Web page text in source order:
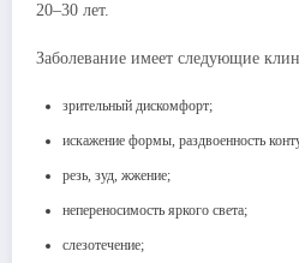
20–30 лет.
Заболевание имеет следующие
зрительный дискомфорт;
искажение формы, раздвоенность
резь, зуд, жжение;
непереносимость яркого света;
слезотечение;